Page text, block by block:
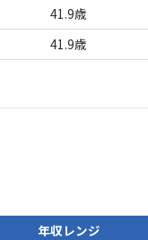
41.9歳
41.9歳
年収レンジ